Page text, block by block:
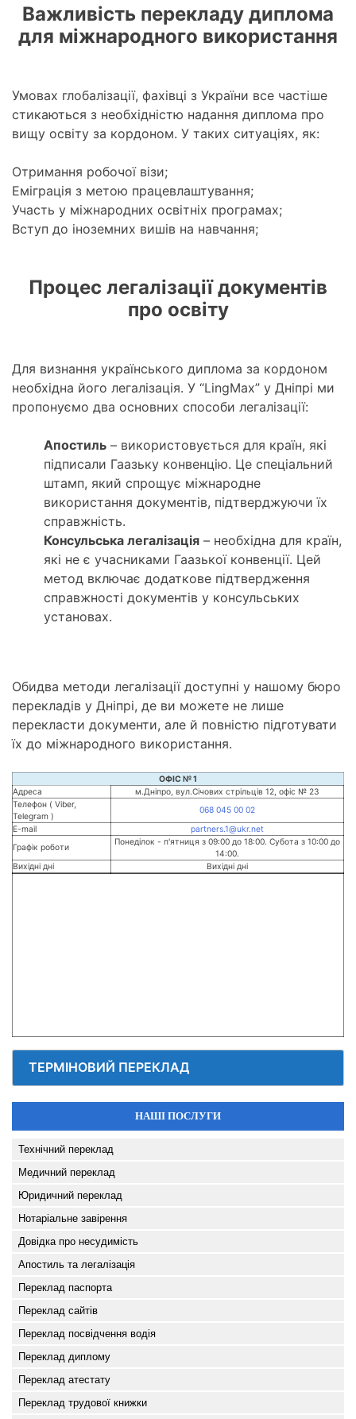
Важливість перекладу диплома
для міжнародного використання
Умовах глобалізації, фахівці з України все частіше
стикаються з необхідністю надання диплома про
вищу освіту за кордоном. У таких ситуаціях, як:
Отримання робочої візи;
Еміграція з метою працевлаштування;
Участь у міжнародних освітніх програмах;
Вступ до іноземних вишів на навчання;
Процес легалізації документів
про освіту
Для визнання українського диплома за кордоном
необхідна його легалізація. У “LingMax” у Дніпрі ми
пропонуємо два основних способи легалізації:
Апостиль – використовується для країн, які
підписали Гаазьку конвенцію. Це спеціальний
штамп, який спрощує міжнародне
використання документів, підтверджуючи їх
справжність.
Консульська легалізація – необхідна для країн,
які не є учасниками Гаазької конвенції. Цей
метод включає додаткове підтвердження
справжності документів у консульських
установах.
Обидва методи легалізації доступні у нашому бюро
перекладів у Дніпрі, де ви можете не лише
перекласти документи, але й повністю підготувати
їх до міжнародного використання.
ОФІС № 1
Адреса
м.Дніпро, вул.Січових стрільців 12, офіс № 23
Телефон ( Viber,
Telegram )
068 045 00 02
E-mail
partners.1@ukr.net
Графік роботи
Понеділок - п'ятниця з 09:00 до 18:00. Субота з 10:00 до
14:00.
Вихідні дні
Вихідні дні
ТЕРМІНОВИЙ ПЕРЕКЛАД
НАШІ ПОСЛУГИ
Технічний переклад
Медичний переклад
Юридичний переклад
Нотаріальне завірення
Довідка про несудимість
Апостиль та легалізація
Переклад паспорта
Переклад сайтів
Переклад посвідчення водія
Переклад диплому
Переклад атестату
Переклад трудової книжки